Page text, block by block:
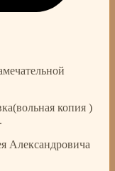
копия )
Александровича